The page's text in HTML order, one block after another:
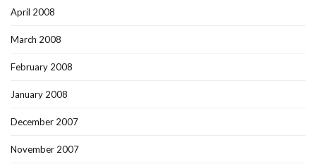
April 2008
March 2008
February 2008
January 2008
December 2007
November 2007